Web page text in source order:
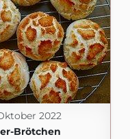
Schmankerlblog
2022
Brötchen